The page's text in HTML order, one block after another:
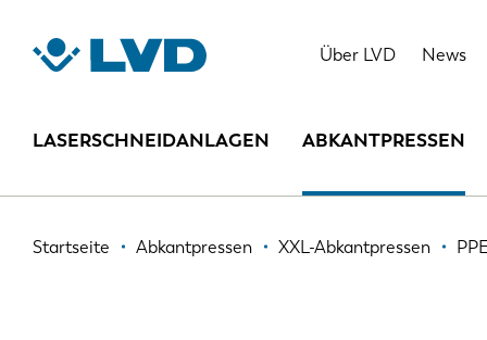
zum
Inhalt
Über LVD News
LASERSCHNEIDANLAGEN ABKANTPRESSEN
Pfadnavigation
Startseite Abkantpressen XXL-Abkantpressen
PPEB-H Highlights